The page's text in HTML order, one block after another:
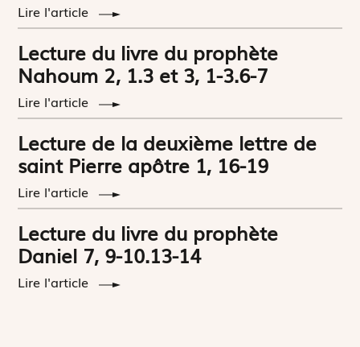
Lire l'article
Lecture du livre du prophète
Nahoum 2, 1.3 et 3, 1-3.6-7
Lire l'article
Lecture de la deuxième lettre de
saint Pierre apôtre 1, 16-19
Lire l'article
Lecture du livre du prophète
Daniel 7, 9-10.13-14
Lire l'article